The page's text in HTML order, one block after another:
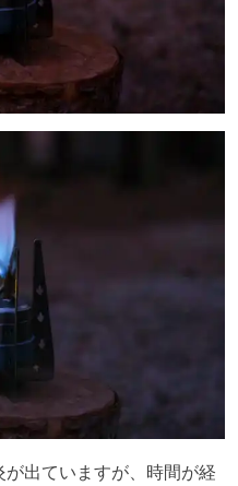
出ていますが、時間が経